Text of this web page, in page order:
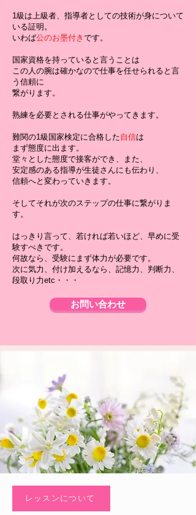
1級は上級者、指導者としての技術が身について
いる証明。
いわば公のお墨付き です。
国家資格を持っていると言うことは
この人の腕は確かなので仕事を任せられると言
う信頼に
繋がります。
熟練を必要とされる仕事がやってきます。
難関の1級国家検定に合格した自信は
まず態度に出ます。
堂々とした態度で接客ができ、また、
安定感のある指導が生徒さんにも伝わり、
信頼へと変わっていきます。
そしてそれが次のステップの仕事に繋がりま
す。
はっきり言って、若ければ若いほど、早めに受
験すべきです。
何故なら、受験にまず体力が必要です。
次に気力、付け加えるなら、記憶力、判断力、
段取り力etc・・・
お問い合わせ
レッスンについて